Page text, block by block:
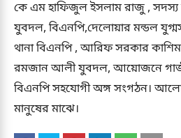
কে এম হাফিজুল ইসলাম রাজু , সদস্য
যুবদল, বিএনপি,দেলোয়ার মন্ডল
থানা বিএনপি , আরিফ সরকার
রমজান আলী যুবদল, আয়োজনে
বিএনপি সহযোগী অঙ্গ সংগঠন।
মানুষের মাঝে।